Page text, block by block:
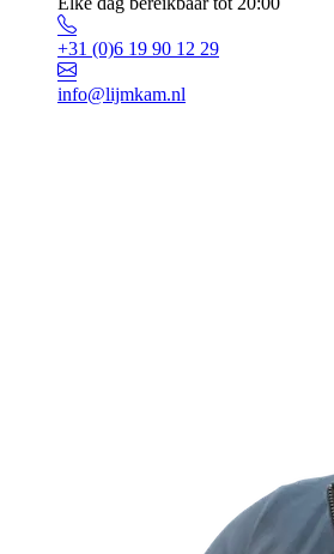
+31 (0)6 19 90 12 29
info@lijmkam.nl